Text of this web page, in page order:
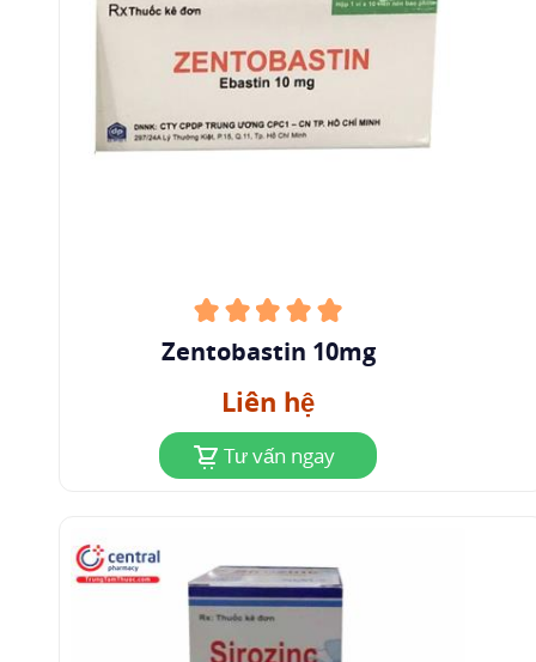
Zentobastin 10mg
Liên hệ
Tư vấn ngay